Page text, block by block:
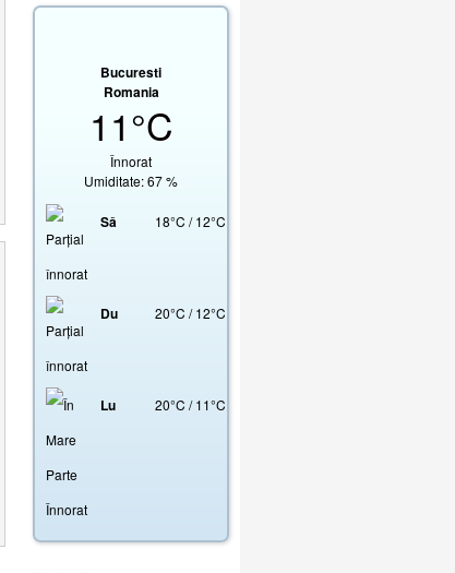
Bucuresti
Romania
11°C
Înnorat
Umiditate: 67 %
Sâ 18°C / 12°C
Du 20°C / 12°C
Lu 20°C / 11°C